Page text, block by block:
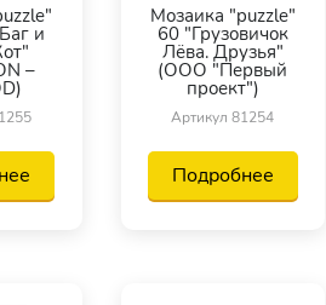
и
–
Мозаика "puzzle"
60 "Грузовичок
Лёва. Друзья"
(ООО "Первый
проект")
Артикул 81254
Подробнее